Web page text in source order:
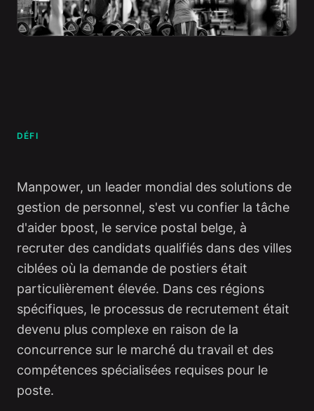
DÉFI
Manpower, un leader mondial des solutions de
gestion de personnel, s'est vu confier la tâche
d'aider bpost, le service postal belge, à
recruter des candidats qualifiés dans des villes
ciblées où la demande de postiers était
particulièrement élevée. Dans ces régions
spécifiques, le processus de recrutement était
devenu plus complexe en raison de la
concurrence sur le marché du travail et des
compétences spécialisées requises pour le
poste.